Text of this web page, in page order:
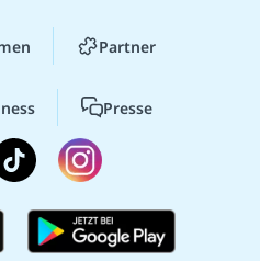
Partner
Presse